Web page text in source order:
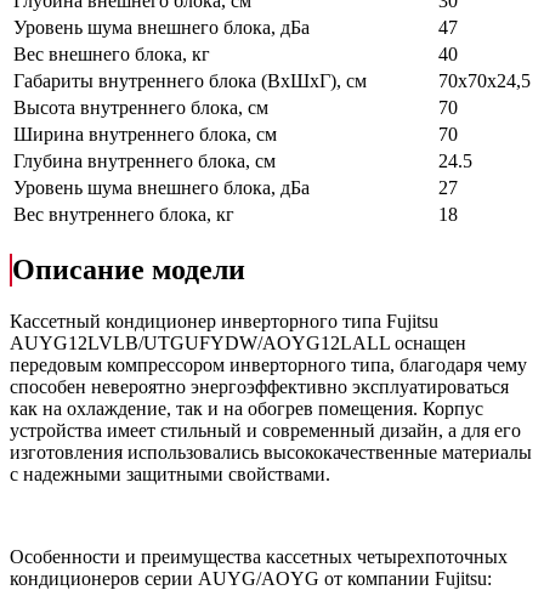
Уровень шума внешнего блока, дБа
47
Вес внешнего блока, кг
40
Габариты внутреннего блока (ВхШхГ), см
70х70х24,5
Высота внутреннего блока, см
70
Ширина внутреннего блока, см
70
Глубина внутреннего блока, см
24.5
Уровень шума внешнего блока, дБа
27
Вес внутреннего блока, кг
18
Описание модели
Кассетный кондиционер инверторного типа Fujitsu
AUYG12LVLB/UTGUFYDW/AOYG12LALL оснащен
передовым компрессором инверторного типа, благодаря чему
способен невероятно энергоэффективно эксплуатироваться
как на охлаждение, так и на обогрев помещения. Корпус
устройства имеет стильный и современный дизайн, а для его
изготовления использовались высококачественные материалы
с надежными защитными свойствами.
Особенности и преимущества кассетных четырехпоточных
кондиционеров серии AUYG/AOYG от компании Fujitsu: